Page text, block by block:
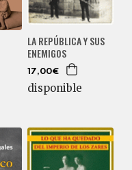
LA REPÚBLICA Y SUS
ENEMIGOS
17,00€
disponible